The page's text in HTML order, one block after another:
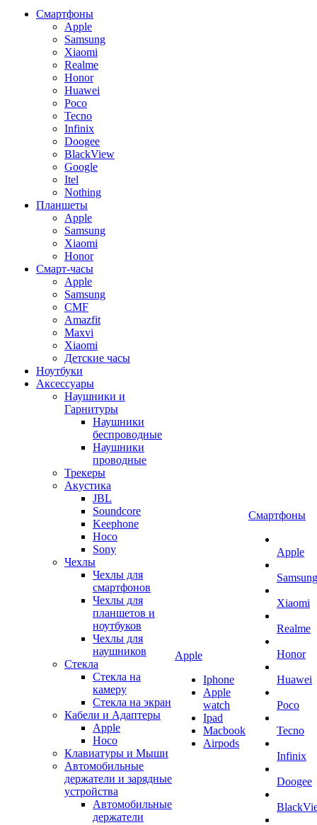
Смартфоны
Apple
Samsung
Xiaomi
Realme
Honor
Huawei
Poco
Tecno
Infinix
Doogee
BlackView
Google
Itel
Nothing
Планшеты
Apple
Samsung
Xiaomi
Honor
Смарт-часы
Apple
Samsung
CMF
Amazfit
Maxvi
Xiaomi
Детские часы
Ноутбуки
Аксессуары
Наушники и
Гарнитуры
Наушники
беспроводные
Наушники
проводные
Трекеры
Акустика
JBL
Soundcore
Keephone
Hoco
Sony
Чехлы
Чехлы для
смартфонов
Чехлы для
планшетов и
ноутбуков
Чехлы для
наушников
Стекла
Стекла на
камеру
Стекла на экран
Кабели и Адаптеры
Apple
Hoco
Клавиатуры и Мыши
Автомобильные
держатели и зарядные
устройства
Автомобильные
держатели
Apple
Iphone
Apple
watch
Ipad
Macbook
Airpods
Смартфоны
Apple
Samsung
Xiaomi
Realme
Honor
Huawei
Poco
Tecno
Infinix
Doogee